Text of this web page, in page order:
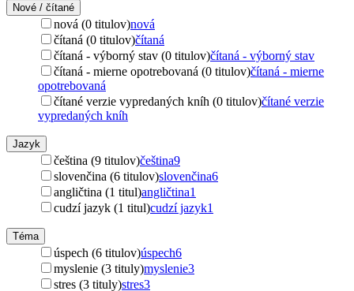
Nové / čítané
nová (0 titulov)nová
čítaná (0 titulov)čítaná
čítaná - výborný stav (0 titulov)čítaná - výborný stav
čítaná - mierne opotrebovaná (0 titulov)čítaná - mierne
opotrebovaná
čítané verzie vypredaných kníh (0 titulov)čítané verzie
vypredaných kníh
Jazyk
čeština (9 titulov)čeština9
slovenčina (6 titulov)slovenčina6
angličtina (1 titul)angličtina1
cudzí jazyk (1 titul)cudzí jazyk1
Téma
úspech (6 titulov)úspech6
myslenie (3 tituly)myslenie3
stres (3 tituly)stres3